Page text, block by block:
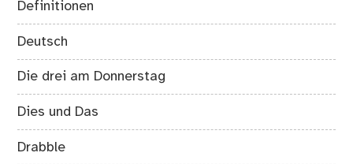
Definitionen
Deutsch
Die drei am Donnerstag
Dies und Das
Drabble